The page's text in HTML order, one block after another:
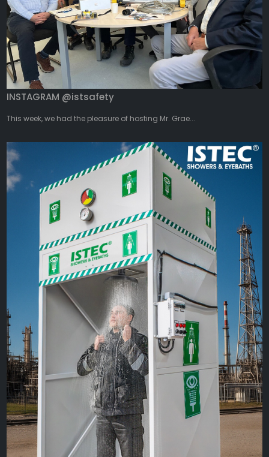
INSTAGRAM @istsafety
This week, we had the pleasure of hosting Mr. Grae...